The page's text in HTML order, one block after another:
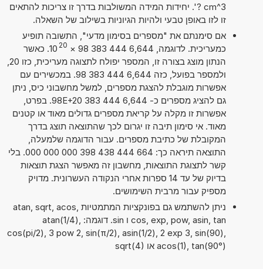
? cm^3'. יחידות המידה המשולבות בדרך זו צריכות להתאים
זו לזו באופן טבעי ולהיות הגיוניות בשילוב של השאלה.
אם סימנתם את "מספרים בסימון מדעי", התשובה תופיע
כמעריכית. לדוגמה, 6,644 444 383 98
×
10 20
. כאשר
ולמספר בפועל, כזה 6,644 444 383 98. במכשירים עם
אפשרות מוגבלת להצגת מספרים, למשל מחשבוני כיס, ניתן
גם להציג מספרים כ- 6,644 444 383 98E+20. בפרט,
אפשרות זו מקלה על קריאת מספרים גדולים מאוד או קטנים
מאוד. אי סימון תיבה זו יגרום לכך שהתוצאה תוצג בדרך
המקובלת של כתיבת מספרים. עבור הדוגמה שלמעלה,
התוצאה תיראה כך: 664 444 438 398 000 000 000. בלי
קשר לתצוגת התוצאות, מחשבון זה מאפשר הצגת תוצאות
בדיוק של עד 14 ספרות אחרי הנקודה העשרונית. מדויק
מספיק עבור מרבית השימושים.
ניתן להשתמש גם בפונקציות המתמטיות atan, sqrt, acos,
cos, exp, pow, asin, tan ו sin. דוגמה: atan(1/4),
cos(pi/2), 3 pow 2, sin(π/2), asin(1/2), 2 exp 3, sin(90),
acos(1), tan(90°) או sqrt(4)